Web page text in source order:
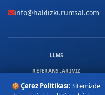
🍪 Çerez Politikası: Sitemizde
info@haldizkurumsal.com
LLMS
REFERANSLARIMIZ
ÜCRETSIZ DANIŞMANLIK